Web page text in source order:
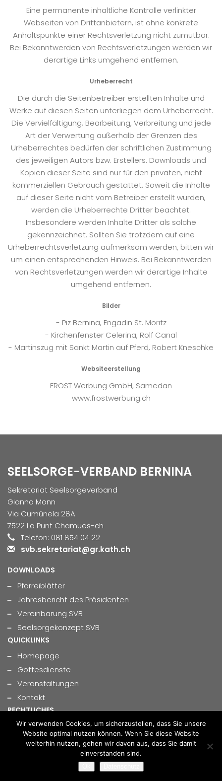
Eine permanente inhaltliche Kontrolle verlinkter
Webseiten von Drittanbietern, ist ohne konkrete
Anhaltspunkte einer Rechtsverletzung nicht zumutbar.
Bei Bekanntwerden von Rechtsverletzungen werden wir
derartige Links umgehend entfernen.
Urheberrecht
Die durch die Seitenbetreiber erstellten Inhalte und
Werke auf diesen Seiten unterliegen dem Urheberrecht.
Die Vervielfältigung, Bearbeitung, Verbreitung und jede
Art der Verwertung außerhalb der Grenzen des
Urheberrechtes bedürfen der schriftlichen Zustimmung
des jeweiligen Autors bzw. Erstellers. Downloads und
Kopien dieser Seite sind nur für den privaten, nicht
kommerziellen Gebrauch gestattet. Soweit die Inhalte
auf dieser Seite nicht vom Betreiber erstellt wurden,
werden die Urheberrechte Dritter beachtet.
Insbesondere werden Inhalte Dritter als solche
gekennzeichnet. Sollten Sie trotzdem auf eine
Urheberrechtsverletzung aufmerksam werden, bitten wir
um einen entsprechenden Hinweis. Bei Bekanntwerden
von Rechtsverletzungen werden wir derartige Inhalte
umgehend entfernen.
Bilder
- Piz Bernina, Engadin St. Moritz
- Kirchenfenster Celerina, Rolf Canal
- Martinszug mit Sankt Martin auf Pferd, Robert Kneschke
Websiteerstellung
FROST Werbung GmbH, Samedan
www.frostwerbung.ch
SEELSORGE-VERBAND BERNINA
Sekretariat Seelsorgeverband
Gianna Monn
Via Cumünela 28A
7522 La Punt Chamues-ch
Telefon: 081 854 04 22
svb.sekretariat@gr.kath.ch
DOWNLOADS
Pfarreiblätter
Jahresbericht des Präsidenten
Vereinbarung SVB
Seelsorgekonzept SVB
QUICKLINKS
Homepage
Gottesdienste
Veranstaltungen
Kontakt
RECHTLICHES
© 2026 Seelsorgeverband Bernina
Impressum
Datenschutzerklärung
Wir verwenden Cookies, um sicherzustellen, dass Sie unsere
Website optimal nutzen können. Wenn Sie diese Website
weiterhin nutzen, gehen wir davon aus, dass Sie damit
einverstanden sind.